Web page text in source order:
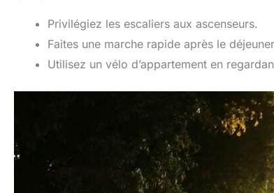
Privilégiez les escaliers aux ascenseurs.
Faites une marche rapide après le
Utilisez un vélo d’appartement en